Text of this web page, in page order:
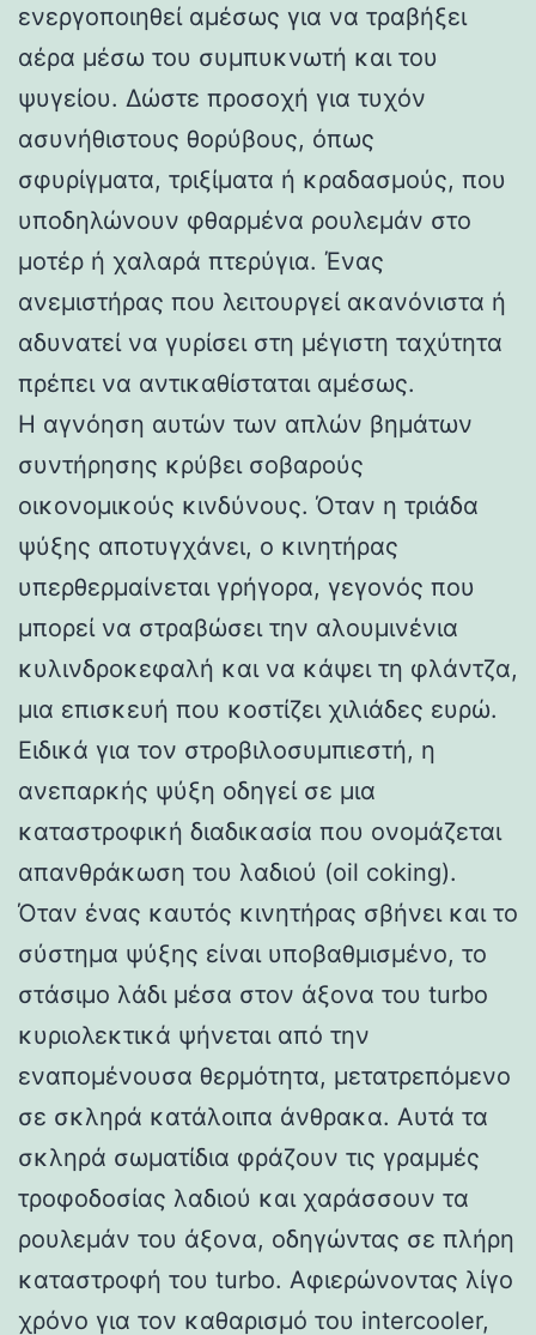
ενεργοποιηθεί αμέσως για να τραβήξει
αέρα μέσω του συμπυκνωτή και του
ψυγείου. Δώστε προσοχή για τυχόν
ασυνήθιστους θορύβους, όπως
σφυρίγματα, τριξίματα ή κραδασμούς, που
υποδηλώνουν φθαρμένα ρουλεμάν στο
μοτέρ ή χαλαρά πτερύγια. Ένας
ανεμιστήρας που λειτουργεί ακανόνιστα ή
αδυνατεί να γυρίσει στη μέγιστη ταχύτητα
πρέπει να αντικαθίσταται αμέσως.
Η αγνόηση αυτών των απλών βημάτων
συντήρησης κρύβει σοβαρούς
οικονομικούς κινδύνους. Όταν η τριάδα
ψύξης αποτυγχάνει, ο κινητήρας
υπερθερμαίνεται γρήγορα, γεγονός που
μπορεί να στραβώσει την αλουμινένια
κυλινδροκεφαλή και να κάψει τη φλάντζα,
μια επισκευή που κοστίζει χιλιάδες ευρώ.
Ειδικά για τον στροβιλοσυμπιεστή, η
ανεπαρκής ψύξη οδηγεί σε μια
καταστροφική διαδικασία που ονομάζεται
απανθράκωση του λαδιού (oil coking).
Όταν ένας καυτός κινητήρας σβήνει και το
σύστημα ψύξης είναι υποβαθμισμένο, το
στάσιμο λάδι μέσα στον άξονα του turbo
κυριολεκτικά ψήνεται από την
εναπομένουσα θερμότητα, μετατρεπόμενο
σε σκληρά κατάλοιπα άνθρακα. Αυτά τα
σκληρά σωματίδια φράζουν τις γραμμές
τροφοδοσίας λαδιού και χαράσσουν τα
ρουλεμάν του άξονα, οδηγώντας σε πλήρη
καταστροφή του turbo. Αφιερώνοντας λίγο
χρόνο για τον καθαρισμό του intercooler,